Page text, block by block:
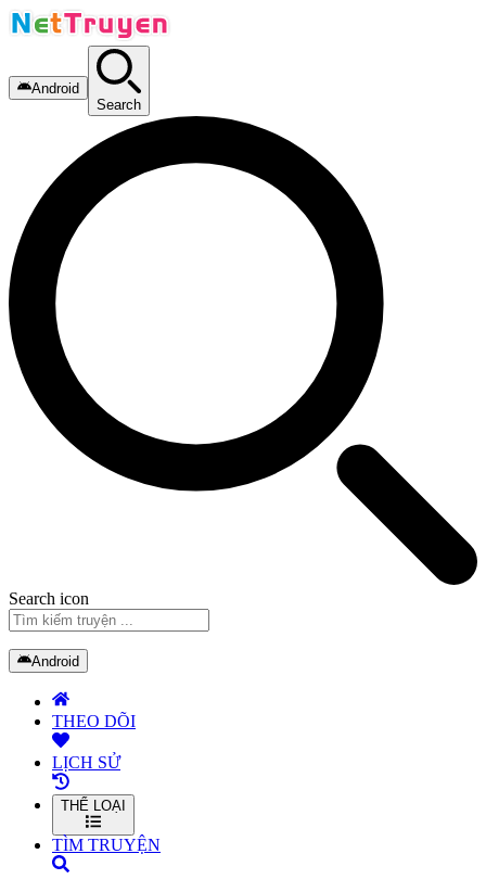
Android
Search
Search icon
Android
THEO DÕI
LỊCH SỬ
THỂ LOẠI
TÌM TRUYỆN